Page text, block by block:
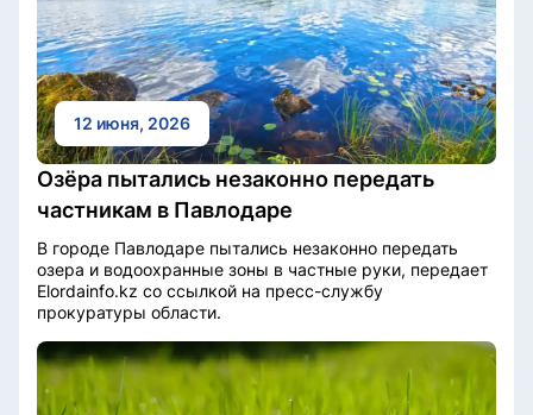
12 июня, 2026
Озёра пытались незаконно передать
частникам в Павлодаре
В городе Павлодаре пытались незаконно передать
озера и водоохранные зоны в частные руки, передает
Elordainfo.kz со ссылкой на пресс-службу
прокуратуры области.